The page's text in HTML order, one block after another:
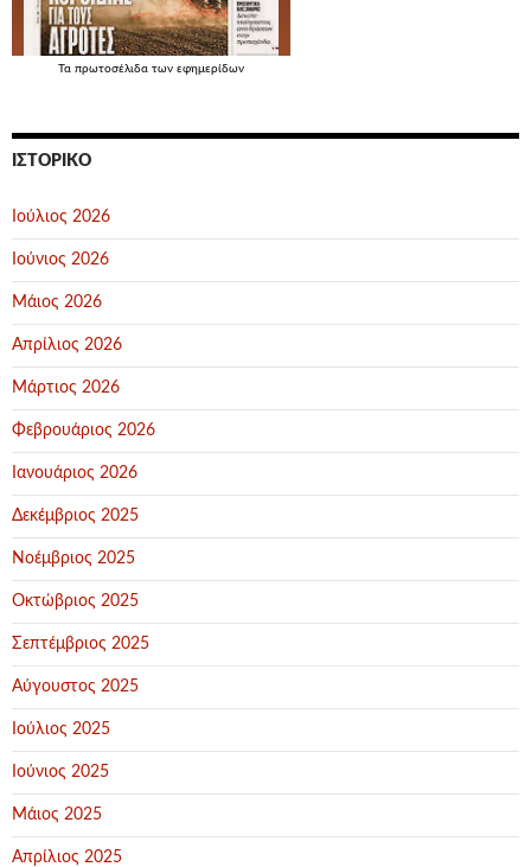
Τα πρωτοσέλιδα των εφημερίδων
ΙΣΤΟΡΙΚΌ
Ιούλιος 2026
Ιούνιος 2026
Μάιος 2026
Απρίλιος 2026
Μάρτιος 2026
Φεβρουάριος 2026
Ιανουάριος 2026
Δεκέμβριος 2025
Νοέμβριος 2025
Οκτώβριος 2025
Σεπτέμβριος 2025
Αύγουστος 2025
Ιούλιος 2025
Ιούνιος 2025
Μάιος 2025
Απρίλιος 2025